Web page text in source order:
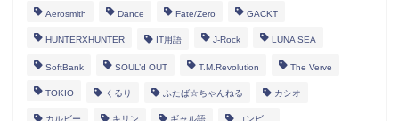
Aerosmith Dance Fate/Zero GACKT
HUNTERXHUNTER IT用語 J-Rock LUNA SEA
SoftBank SOUL’d OUT T.M.Revolution The Verve
TOKIO くるり ふたば☆ちゃんねる カシオ
カルビー キリン ギャル語 コンビニ